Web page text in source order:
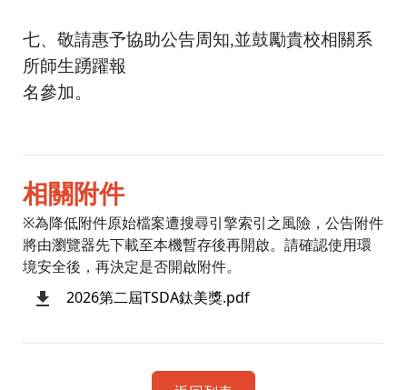
七、敬請惠予協助公告周知,並鼓勵貴校相關系
所師生踴躍報
名參加。
相關附件
※為降低附件原始檔案遭搜尋引擎索引之風險，公告附件
將由瀏覽器先下載至本機暫存後再開啟。請確認使用環
境安全後，再決定是否開啟附件。
2026第二屆TSDA鈦美獎.pdf